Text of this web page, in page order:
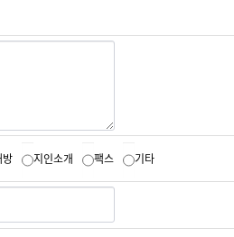
방 지인소개 팩스 기타